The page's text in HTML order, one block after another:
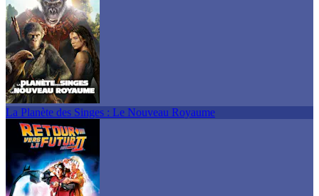
La Planète des Singes : Le Nouveau Royaume